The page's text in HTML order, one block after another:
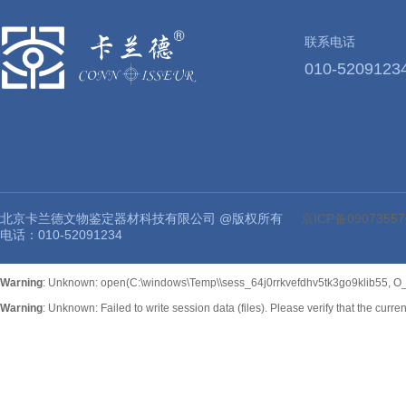
联系电话
010-
北京卡兰德文物鉴定器材科技有限公司 @版权所有
京ICP备
电话：010-52091234
Warning: Unknown: open(C:\windows\Temp\\sess_64j0rrkvefdhv5tk3go9klib55,
Warning: Unknown: Failed to write session data (files). Please verify that the